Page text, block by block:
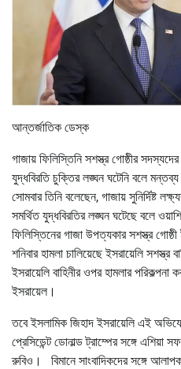
আন্তর্জাতিক ডেস্ক
গাজায় ফিলিস্তিনি সশস্ত্র গোষ্ঠীর
যুদ্ধবিরতি চুক্তির লঙ্ঘন ঘটেনি বলে মন্তব্য
সোমবার তিনি বলেছেন, গাজায় সুনির্দিষ্ট
সমর্থিত যুদ্ধবিরতির লঙ্ঘন ঘটেছে বলে
ফিলিস্তিনের গাজা উপত্যকার সশস্ত্র
শনিবার হামলা চালিয়েছে ইসরায়েলি
ইসরায়েলি বাহিনীর ওপর হামলার
ইসরায়েল।
তবে ইসলামিক জিহাদ ইসরায়েলি এই
প্রেসিডেন্ট ডোনাল্ড ট্রাম্পের সঙ্গে এশিয়া
রুবিও। বিমানে সাংবাদিকদের সঙ্গে